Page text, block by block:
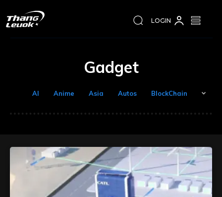
LOGIN
Gadget
AI Anime Asia Autos BlockChain